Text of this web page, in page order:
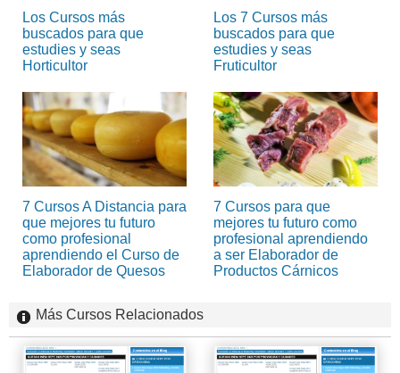
Los Cursos más
buscados para que
estudies y seas
Horticultor
Los 7 Cursos más
buscados para que
estudies y seas
Fruticultor
7 Cursos A Distancia para
que mejores tu futuro
como profesional
aprendiendo el Curso de
Elaborador de Quesos
7 Cursos para que
mejores tu futuro como
profesional aprendiendo
a ser Elaborador de
Productos Cárnicos
Más Cursos Relacionados